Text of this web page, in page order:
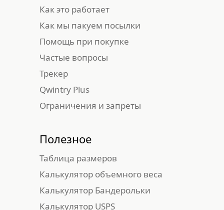
Как это работает
Qwintry Plus
Помощь при покупке
Ограничения и запреты
Частые вопросы
Как мы пакуем посылки
Трекер
Калькулятор USPS
Калькулятор Бандерольки
Таблица размеров
Полезное
Калькулятор объемного веса